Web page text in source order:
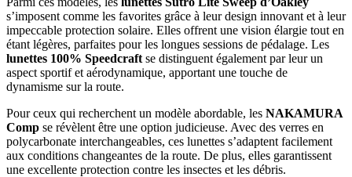
s’imposent comme les favorites grâce à leur design innovant et à leur
impeccable protection solaire. Elles offrent une vision élargie tout en
étant légères, parfaites pour les longues sessions de pédalage. Les
lunettes 100% Speedcraft se distinguent également par leur un
aspect sportif et aérodynamique, apportant une touche de
dynamisme sur la route.
Pour ceux qui recherchent un modèle abordable, les NAKAMURA
Comp se révèlent être une option judicieuse. Avec des verres en
polycarbonate interchangeables, ces lunettes s’adaptent facilement
aux conditions changeantes de la route. De plus, elles garantissent
une excellente protection contre les insectes et les débris.